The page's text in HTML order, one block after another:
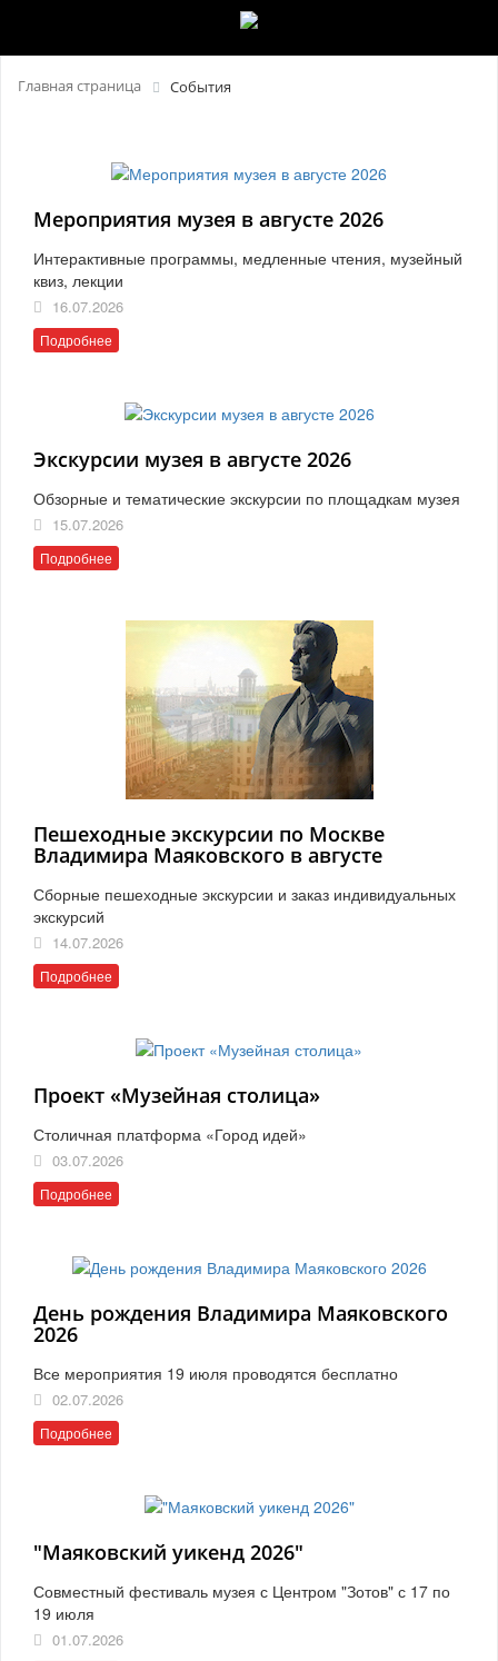
Главная страница События
Мероприятия музея в августе 2026
Интерактивные программы, медленные чтения, музейный
квиз, лекции
16.07.2026
Подробнее
Экскурсии музея в августе 2026
Обзорные и тематические экскурсии по площадкам музея
15.07.2026
Подробнее
Пешеходные экскурсии по Москве
Владимира Маяковского в августе
Сборные пешеходные экскурсии и заказ индивидуальных
экскурсий
14.07.2026
Подробнее
Проект «Музейная столица»
Столичная платформа «Город идей»
03.07.2026
Подробнее
День рождения Владимира Маяковского
2026
Все мероприятия 19 июля проводятся бесплатно
02.07.2026
Подробнее
"Маяковский уикенд 2026"
Совместный фестиваль музея с Центром "Зотов" с 17 по
19 июля
01.07.2026